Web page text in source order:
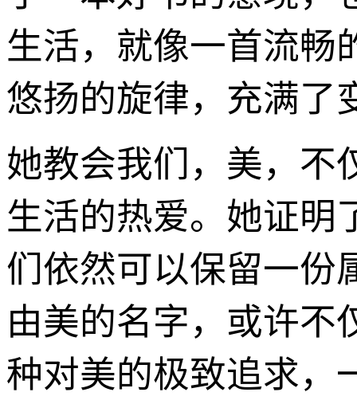
生活，就像一首流畅
悠扬的旋律，充满了
她教会我们，美，不
生活的热爱。她证明
们依然可以保留一份
由美的名字，或许不
种对美的极致追求，